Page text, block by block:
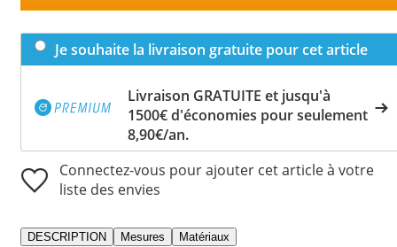
Je souhaite la livraison gratuite pour cet article
Livraison GRATUITE et jusqu'à
1500€ d'économies pour seulement
8,90€/an.
Connectez-vous pour ajouter cet article à votre
liste des envies
DESCRIPTION Mesures Matériaux